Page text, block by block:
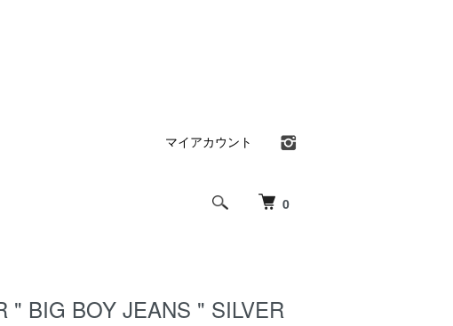
0
マイアカウント
" BIG BOY JEANS " SILVER